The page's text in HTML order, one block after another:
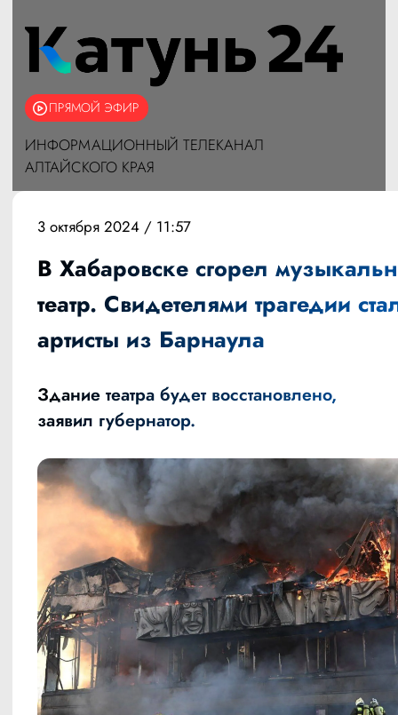
ПРЯМОЙ ЭФИР
ИНФОРМАЦИОННЫЙ ТЕЛЕКАНАЛ
АЛТАЙСКОГО КРАЯ
3 октября 2024 / 11:57
В Хабаровске сгорел
театр. Свидетелями трагедии
артисты из Барнаула
Здание театра будет восстановлено,
заявил губернатор.